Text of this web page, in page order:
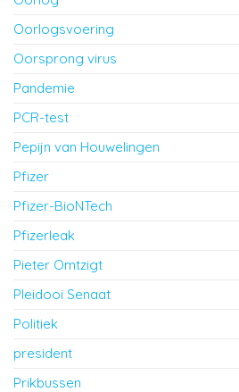
Oorlogsvoering
Oorsprong virus
Pandemie
PCR-test
Pepijn van Houwelingen
Pfizer
Pfizer-BioNTech
Pfizerleak
Pieter Omtzigt
Pleidooi Senaat
Politiek
president
Prikbussen